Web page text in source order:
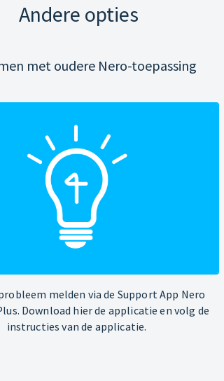
Andere opties
met oudere Nero-toepassing
melden via de Support App Nero
Download hier de applicatie en volg de
instructies van de applicatie.